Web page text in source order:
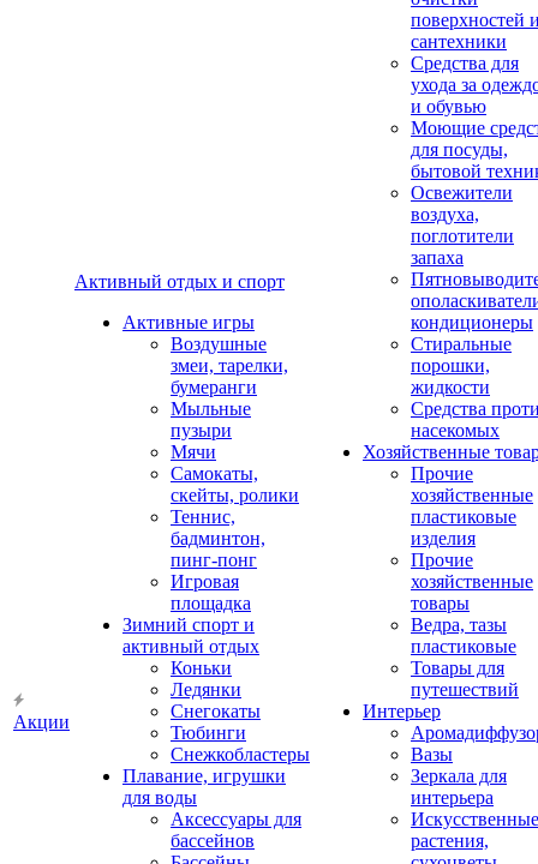
Акции
Активный отдых и спорт
Активные игры
Воздушные
змеи, тарелки,
бумеранги
Мыльные
пузыри
Мячи
Самокаты,
скейты, ролики
Теннис,
бадминтон,
пинг-понг
Игровая
площадка
Зимний спорт и
активный отдых
Коньки
Ледянки
Снегокаты
Тюбинги
Снежкобластеры
Плавание, игрушки
для воды
Аксессуары для
бассейнов
поверхностей
сантехники
Средства для
ухода за
и обувью
Моющие
для посуды,
бытовой
Освежители
воздуха,
поглотители
запаха
кондиционеры
Стиральные
порошки,
жидкости
Средства
насекомых
Хозяйственные
Прочие
хозяйственные
пластиковые
изделия
Прочие
хозяйственные
товары
Ведра, тазы
пластиковые
Товары для
путешествий
Интерьер
Вазы
Зеркала для
интерьера
Искусственные
растения,